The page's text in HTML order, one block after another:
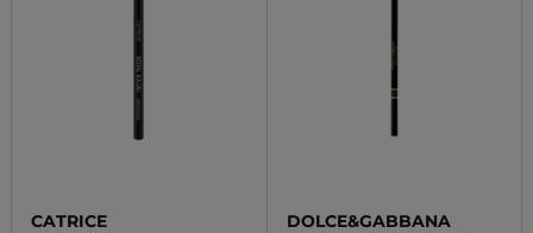
CATRICE
DOLCE&GABBANA